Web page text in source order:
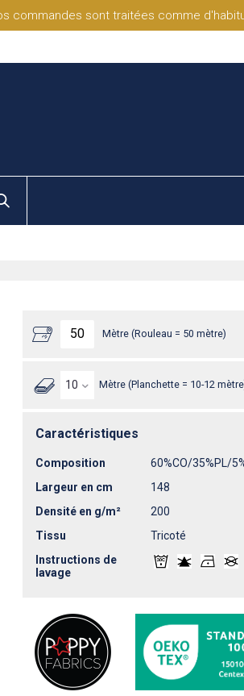
sont traitées comme
Mètre (Rouleau = 50 mètre)
Mètre (Planchette = 10-12
Caractéristiques
Composition
60%CO/35%PL/
Largeur en cm
148
Densité en g/m²
200
Tissu
Tricoté
Instructions de
lavage